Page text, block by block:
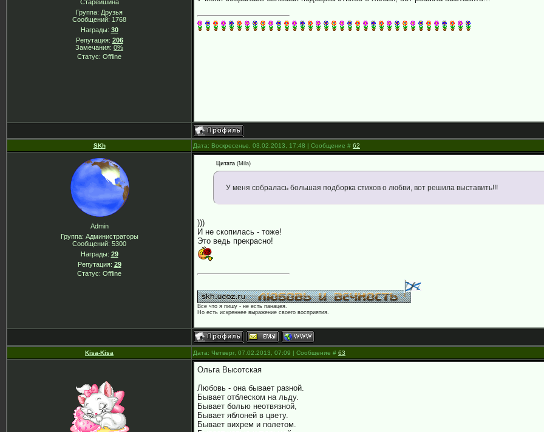
Старейшина
Группа: Друзья
Сообщений: 1768
Награды: 30
Репутация: 206
Замечания: 0%
Статус: Offline
SKh Дата: Воскресенье, 03.02.2013, 17:48 | Сообщение # 62
Admin
Группа: Администраторы
Сообщений: 5300
Награды: 29
Репутация: 29
Статус: Offline
Цитата (Mila)
У меня собралась большая подборка стихов о любви, вот решила выставить!!!
)))
И не скопилась - тоже!
Это ведь прекрасно!
Все что я пишу - не есть панацея.
Но есть искреннее выражение своего восприятия.
Kisa-Kisa Дата: Четверг, 07.02.2013, 07:09 | Сообщение # 63
Ольга Высотская
Любовь - она бывает разной.
Бывает отблеском на льду.
Бывает болью неотвязной,
Бывает яблоней в цвету.
Бывает вихрем и полетом.